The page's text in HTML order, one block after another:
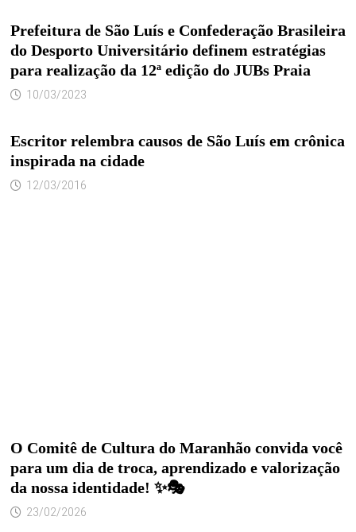
Prefeitura de São Luís e Confederação Brasileira
do Desporto Universitário definem estratégias
para realização da 12ª edição do JUBs Praia
10/03/2023
Escritor relembra causos de São Luís em crônica
inspirada na cidade
12/03/2016
O Comitê de Cultura do Maranhão convida você
para um dia de troca, aprendizado e valorização
da nossa identidade! ✨🎭
23/02/2026